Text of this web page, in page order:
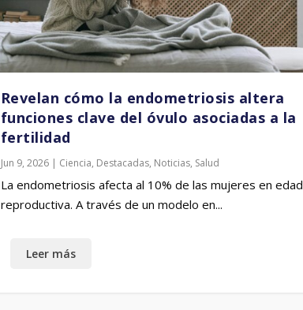
Revelan cómo la endometriosis altera
funciones clave del óvulo asociadas a la
fertilidad
Jun 9, 2026| Ciencia, Destacadas, Noticias, Salud
La endometriosis afecta al 10% de las mujeres en edad
reproductiva. A través de un modelo en...